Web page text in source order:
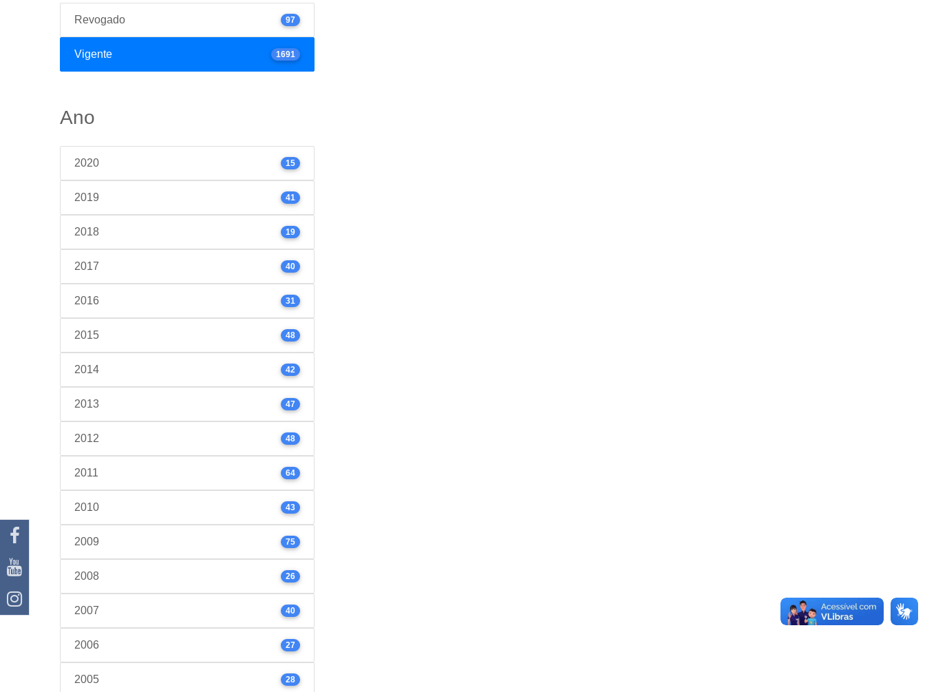
Revogado 97
Vigente 1691
Ano
2020 15
2019 41
2018 19
2017 40
2016 31
2015 48
2014 42
2013 47
2012 48
2011 64
2010 43
2009 75
2008 26
2007 40
2006 27
2005 28